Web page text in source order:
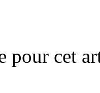
pour cet